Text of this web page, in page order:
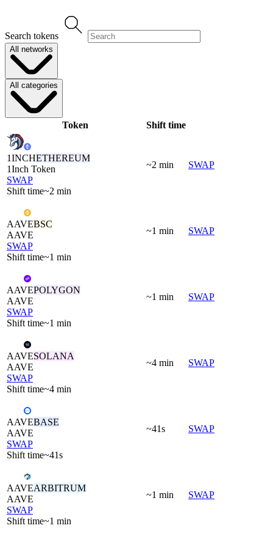
Search tokens
All networks
All categories
Token Shift time
1INCHETHEREUM
1Inch Token
SWAP
Shift time~2 min
~2 min SWAP
AAVEBSC
AAVE
SWAP
Shift time~1 min
~1 min SWAP
AAVEPOLYGON
AAVE
SWAP
Shift time~1 min
~1 min SWAP
AAVESOLANA
AAVE
SWAP
Shift time~4 min
~4 min SWAP
AAVEBASE
AAVE
SWAP
Shift time~41s
~41s SWAP
AAVEARBITRUM
AAVE
SWAP
Shift time~1 min
~1 min SWAP